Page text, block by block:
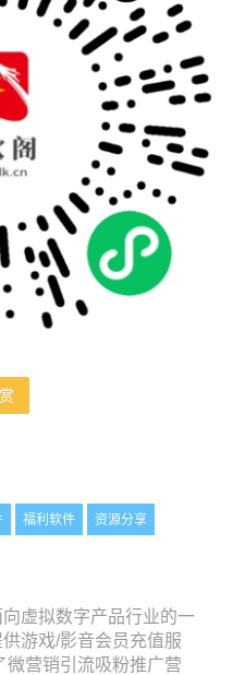
福利软件 资源分享
虚拟数字产品行业的一
游戏/影音会员充值服
微营销引流吸粉推广营